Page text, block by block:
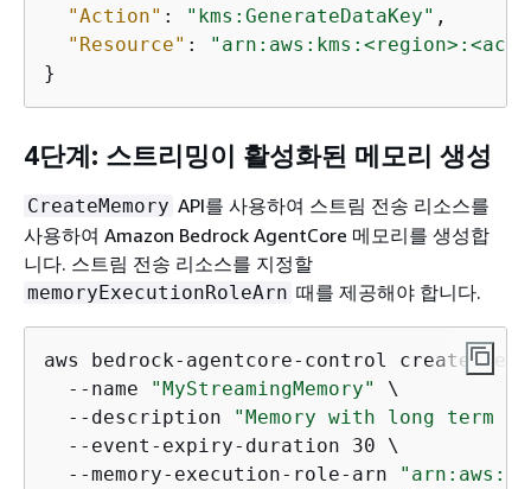
"Action" : "kms:GenerateDataKey" ,
"Resource" :
}
4단계: 스트리밍이 활성화된 메모리 생성
CreateMemory API를 사용하여 스트림 전송 리소스를
사용하여 Amazon Bedrock AgentCore 메모리를 생성합
니다. 스트림 전송 리소스를 지정할
memoryExecutionRoleArn 때를 제공해야 합니다.
aws bedrock-agentcore-control create-
  --name
"MyStreamingMemory"
\
  --description
"Memory with long term
  --event-expiry-duration 30 \
  --memory-execution-role-arn